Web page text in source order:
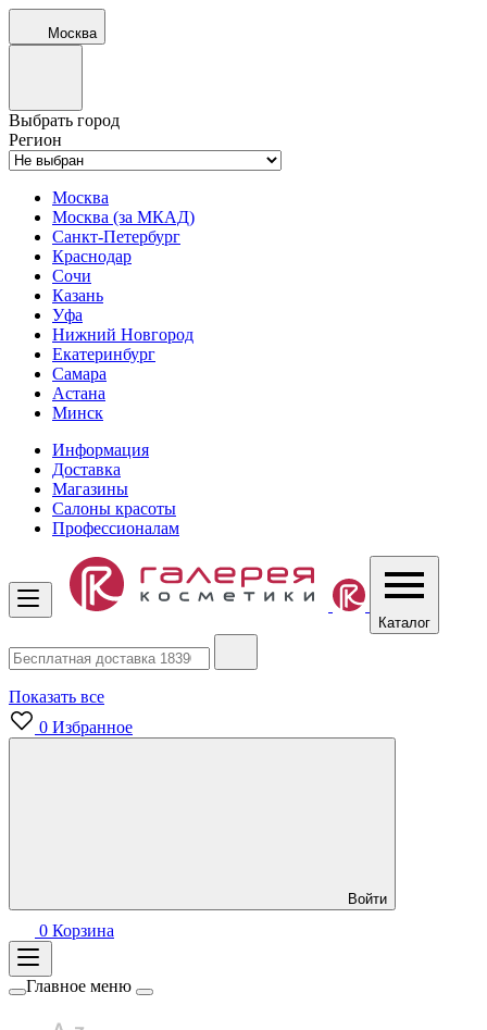
Москва
Выбрать город
Регион
Москва
Москва (за МКАД)
Санкт-Петербург
Краснодар
Сочи
Казань
Уфа
Нижний Новгород
Екатеринбург
Самара
Астана
Минск
Информация
Доставка
Магазины
Салоны красоты
Профессионалам
Каталог
Показать все
0 Избранное
Войти
0 Корзина
Главное меню